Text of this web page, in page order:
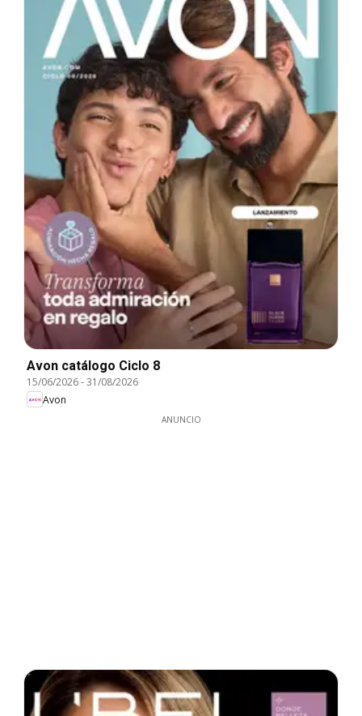
Avon catálogo Ciclo 8
15/06/2026-31/08/2026
Avon
ANUNCIO